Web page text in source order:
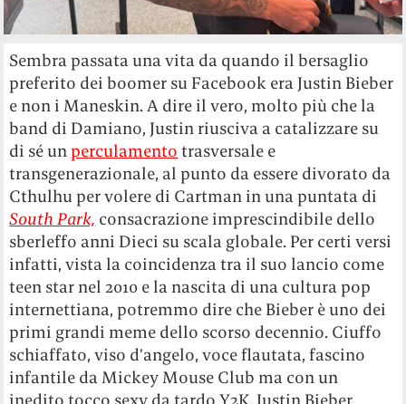
Sembra passata una vita da quando il bersaglio
preferito dei boomer su Facebook era Justin Bieber
e non i Maneskin. A dire il vero, molto più che la
band di Damiano, Justin riusciva a catalizzare su
di sé unperculamento trasversale e
transgenerazionale, al punto da essere divorato da
Cthulhu per volere di Cartman in una puntata di
South Park, consacrazione imprescindibile dello
sberleffo anni Dieci su scala globale. Per certi versi
infatti, vista la coincidenza tra il suo lancio come
teen star nel 2010 e la nascita di una cultura pop
internettiana, potremmo dire che Bieber è uno dei
primi grandi meme dello scorso decennio. Ciuffo
schiaffato, viso d’angelo, voce flautata, fascino
infantile da Mickey Mouse Club ma con un